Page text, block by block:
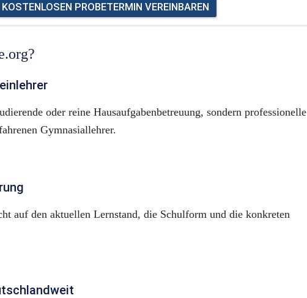
KOSTENLOSEN PROBETERMIN VEREINBAREN
oder reine Hausaufgabenbetreuung, sondern professionelle
Gymnasiallehrer.
auf den aktuellen Lernstand, die Schulform und die konkreten